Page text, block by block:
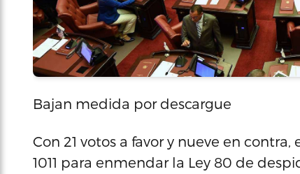
Bajan medida por descargue
Con 21 votos a favor y nueve en
1011 para enmendar la Ley 80 de